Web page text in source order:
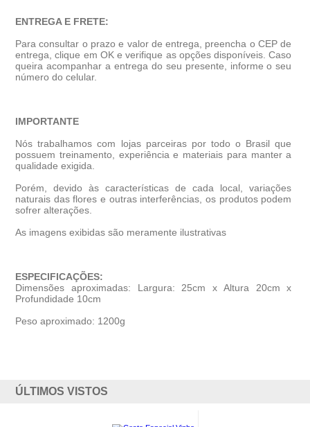
ENTREGA E FRETE:
Para consultar o prazo e valor de entrega, preencha o CEP de
entrega, clique em OK e verifique as opções disponíveis. Caso
queira acompanhar a entrega do seu presente, informe o seu
número do celular.
IMPORTANTE
Nós trabalhamos com lojas parceiras por todo o Brasil que
possuem treinamento, experiência e materiais para manter a
qualidade exigida.
Porém, devido às características de cada local, variações
naturais das flores e outras interferências, os produtos podem
sofrer alterações.
As imagens exibidas são meramente ilustrativas
ESPECIFICAÇÕES:
Dimensões aproximadas: Largura: 25cm x Altura 20cm x
Profundidade 10cm
Peso aproximado: 1200g
ÚLTIMOS VISTOS